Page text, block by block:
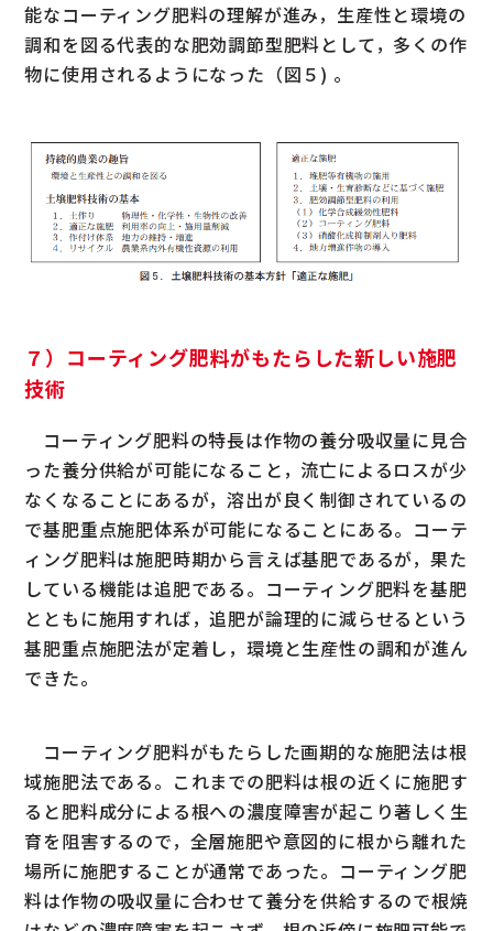
能なコーティング肥料の理解が進み，生産性と環境の
調和を図る代表的な肥効調節型肥料として，多くの作
物に使用されるようになった（図５) 。
７）コーティング肥料がもたらした新しい施肥
技術
コーティング肥料の特長は作物の養分吸収量に見合
った養分供給が可能になること，流亡によるロスが少
なくなることにあるが，溶出が良く制御されているの
で基肥重点施肥体系が可能になることにある。コーテ
ィング肥料は施肥時期から言えば基肥であるが，果た
している機能は追肥である。コーティング肥料を基肥
とともに施用すれば，追肥が論理的に減らせるという
基肥重点施肥法が定着し，環境と生産性の調和が進ん
できた。
コーティング肥料がもたらした画期的な施肥法は根
域施肥法である。これまでの肥料は根の近くに施肥す
ると肥料成分による根への濃度障害が起こり著しく生
育を阻害するので，全層施肥や意図的に根から離れた
場所に施肥することが通常であった。コーティング肥
料は作物の吸収量に合わせて養分を供給するので根焼